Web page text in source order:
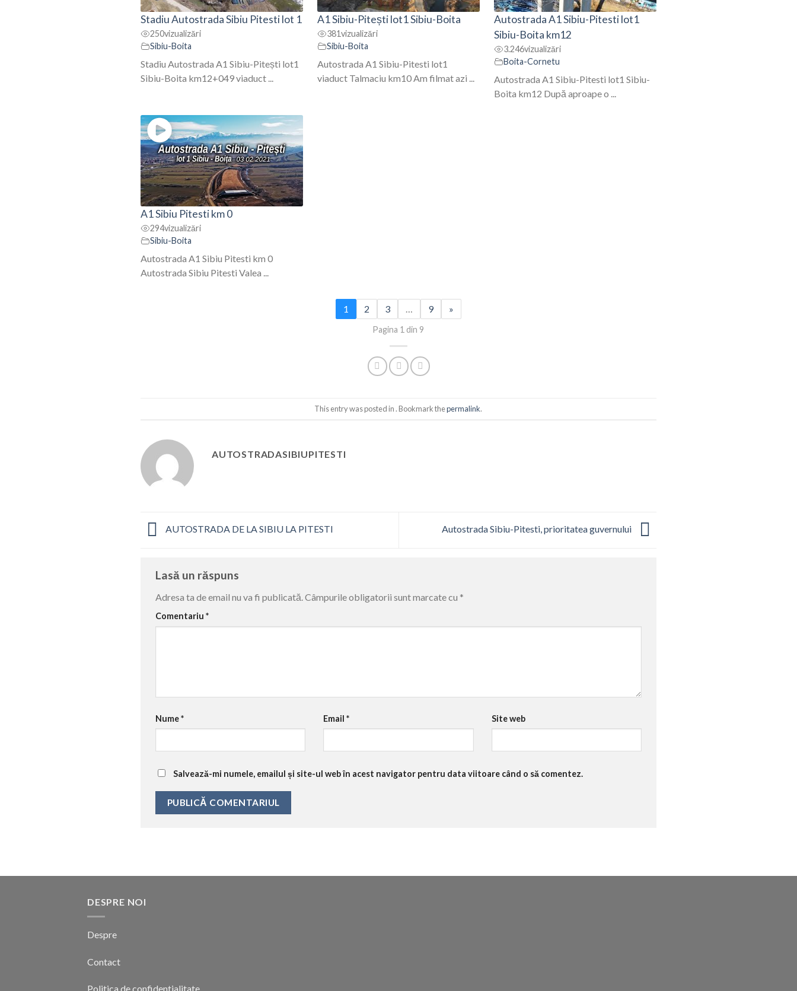
Stadiu Autostrada Sibiu Pitesti lot 1
250vizualizări
Sibiu-Boita
Stadiu Autostrada A1 Sibiu-Pitești lot1
Sibiu-Boita km12+049 viaduct ...
A1 Sibiu-Pitești lot1 Sibiu-Boita
381vizualizări
Sibiu-Boita
Autostrada A1 Sibiu-Pitesti lot1
viaduct Talmaciu km10 Am filmat azi ...
Autostrada A1 Sibiu-Pitesti lot1
Sibiu-Boita km12
3.246vizualizări
Boita-Cornetu
Autostrada A1 Sibiu-Pitesti lot1 Sibiu-
Boita km12 După aproape o ...
A1 Sibiu Pitesti km 0
294vizualizări
Sibiu-Boita
Autostrada A1 Sibiu Pitesti km 0
Autostrada Sibiu Pitesti Valea ...
1 2 3 … 9 »
Pagina 1 din 9
This entry was posted in . Bookmark thepermalink.
AUTOSTRADASIBIUPITESTI
AUTOSTRADA DE LA SIBIU LA PITESTI Autostrada Sibiu-Pitesti, prioritatea guvernului
Lasă un răspuns
Adresa ta de email nu va fi publicată.Câmpurile obligatorii sunt marcate cu *
Comentariu *
Nume* Email* Site web
Salvează-mi numele, emailul și site-ul web în acest navigator pentru data viitoare când o să comentez.
DESPRE NOI
Despre
Contact
Politica de confidentialitate